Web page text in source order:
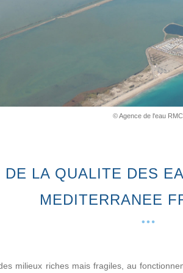
© Agence de l'eau RMC
DE LA QUALITE DES
MEDITERRANEE
milieux riches mais fragiles, au